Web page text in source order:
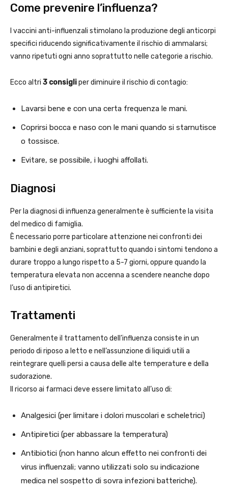
Come prevenire l’influenza?
I vaccini anti-influenzali stimolano la produzione degli anticorpi
specifici riducendo significativamente il rischio di ammalarsi;
vanno ripetuti ogni anno soprattutto nelle categorie a rischio.
Ecco altri 3 consigliper diminuire il rischio di contagio:
Lavarsi bene e con una certa frequenza le mani.
Coprirsi bocca e naso con le mani quando si starnutisce
o tossisce.
Evitare, se possibile, i luoghi affollati.
Diagnosi
Per la diagnosi di influenza generalmente è sufficiente la visita
del medico di famiglia.
È necessario porre particolare attenzione nei confronti dei
bambini e degli anziani, soprattutto quando i sintomi tendono a
durare troppo a lungo rispetto a 5-7 giorni, oppure quando la
temperatura elevata non accenna a scendere neanche dopo
l’uso di antipiretici.
Trattamenti
Generalmente il trattamento dell’influenza consiste in un
periodo di riposo a letto e nell’assunzione di liquidi utili a
reintegrare quelli persi a causa delle alte temperature e della
sudorazione.
Il ricorso ai farmaci deve essere limitato all’uso di:
Analgesici (per limitare i dolori muscolari e scheletrici)
Antipiretici (per abbassare la temperatura)
Antibiotici (non hanno alcun effetto nei confronti dei
virus influenzali; vanno utilizzati solo su indicazione
medica nel sospetto di sovra infezioni batteriche).